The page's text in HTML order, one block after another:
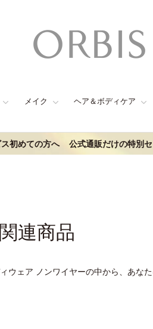
メイク ヘア＆ボディケア
初めての方へ 公式通販だけの特別
連商品
ェア ノンワイヤーの中から、あな